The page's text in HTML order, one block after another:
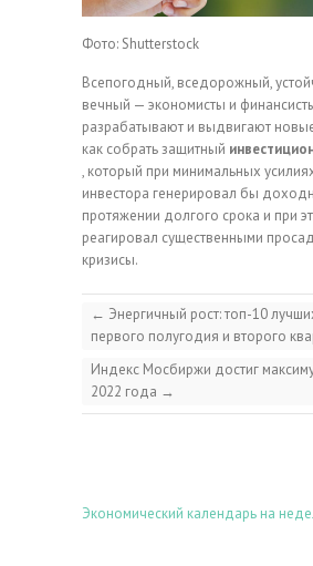
Фото: Shutterstock
Всепогодный, вседорожный,
вечный — экономисты и
разрабатывают и выдвигают
как собрать защитный
, который при минимальных
инвестора генерировал бы
протяжении долгого срока и при
реагировал существенными
кризисы.
← Энергичный рост: топ-10
первого полугодия и второго
Индекс Мосбиржи достиг
2022 года →
Экономический календарь на